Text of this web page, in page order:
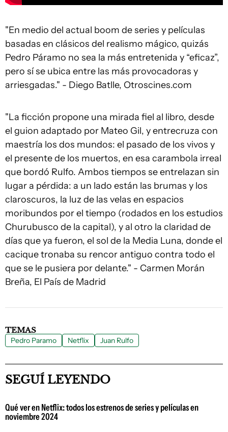
"En medio del actual boom de series y películas
basadas en clásicos del realismo mágico, quizás
Pedro Páramo no sea la más entretenida y “eficaz”,
pero sí se ubica entre las más provocadoras y
arriesgadas." - Diego Batlle, Otroscines.com
"La ficción propone una mirada fiel al libro, desde
el guion adaptado por Mateo Gil, y entrecruza con
maestría los dos mundos: el pasado de los vivos y
el presente de los muertos, en esa carambola irreal
que bordó Rulfo. Ambos tiempos se entrelazan sin
lugar a pérdida: a un lado están las brumas y los
claroscuros, la luz de las velas en espacios
moribundos por el tiempo (rodados en los estudios
Churubusco de la capital), y al otro la claridad de
días que ya fueron, el sol de la Media Luna, donde el
cacique tronaba su rencor antiguo contra todo el
que se le pusiera por delante." - Carmen Morán
Breña, El País de Madrid
TEMAS
Pedro Paramo Netflix Juan Rulfo
SEGUÍ LEYENDO
Qué ver en Netflix: todos los estrenos de series y películas en
noviembre 2024